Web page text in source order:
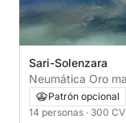
Sari-Solenzara
Patrón opcional
14 personas · 300 CV